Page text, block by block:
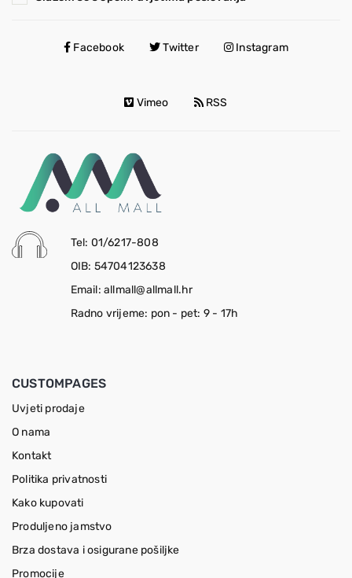
Facebook Twitter Instagram
Vimeo RSS
Tel: 01/6217-808
OIB: 54704123638
Email: allmall@allmall.hr
Radno vrijeme: pon - pet: 9 - 17h
CUSTOMPAGES
Uvjeti prodaje
O nama
Kontakt
Politika privatnosti
Kako kupovati
Produljeno jamstvo
Brza dostava i osigurane pošiljke
Promocije